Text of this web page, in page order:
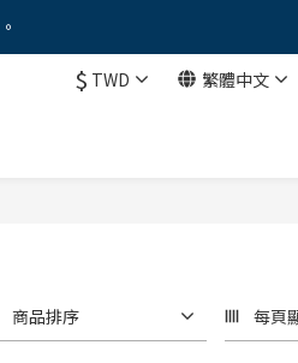
遇！
$ TWD 繁體中文
商品排序 每頁